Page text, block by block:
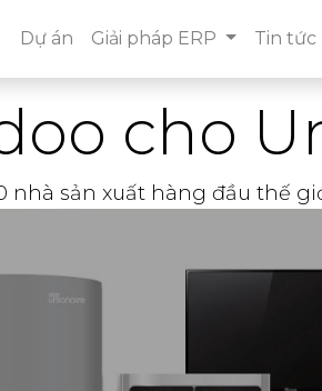
Dự án Giải pháp ERP Tin tức
cho
nhà sản xuất hàng đầu thế